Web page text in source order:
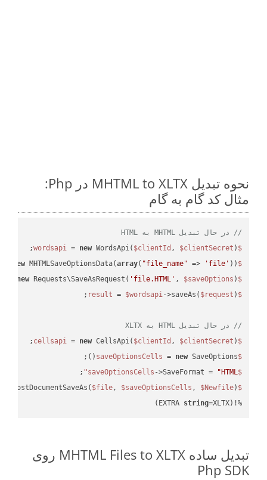
نحوه تبدیل MHTML to XLTX در Php:
مثال کد گام به گام
// در حال تبدیل MHTML به HTML
$wordsapi
= new WordsApi( $clientId , $clientSecret );
$saveOptions
new MHTMLSaveOptionsData(array( "file_name" => 'file' ));
$request
new Requests\SaveAsRequest( 'file.HTML' , $saveOptions );
$result
= $wordsapi->saveAs( $request
// در حال تبدیل HTML به XLTX
$cellsapi
= new CellsApi( $clientId , $clientSecret );
$saveOptionsCells
= new SaveOptions();
$saveOptionsCells
->SaveFormat = "HTML"
;
$cellsApiResult
$file, $saveOptionsCells , $Newfile
%!(EXTRA
string=XLTX)
تبدیل ساده MHTML Files to XLTX روی
Php SDK